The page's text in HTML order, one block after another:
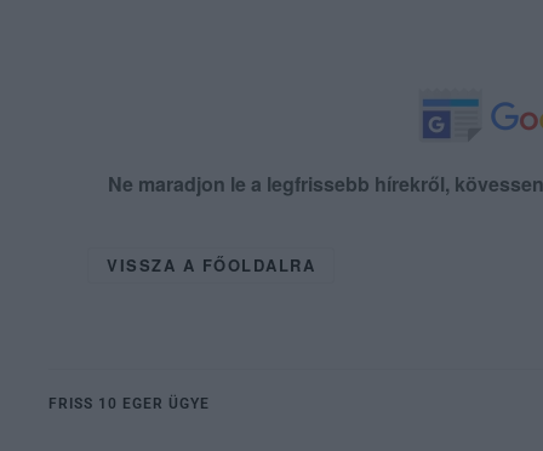
Ne maradjon le a legfrissebb hírekről,
VISSZA A FŐOLDALRA
FRISS 10 EGER ÜGYE